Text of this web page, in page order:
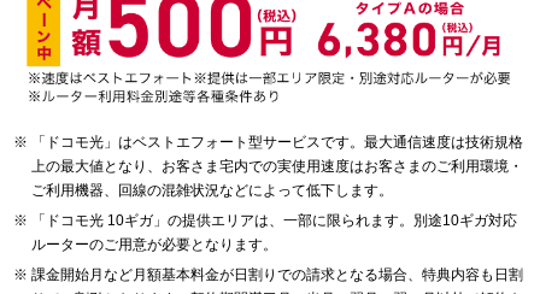
「ドコモ光」はベストエフォート型サービスです。最大通信速度は技術規格
上の最大値となり、お客さま宅内での実使用速度はお客さまのご利用環境・
ご利用機器、回線の混雑状況などによって低下します。
「ドコモ光 10ギガ」の提供エリアは、一部に限られます。別途10ギガ対応
ルーターのご用意が必要となります。
課金開始月など月額基本料金が日割りでの請求となる場合、特典内容も日割